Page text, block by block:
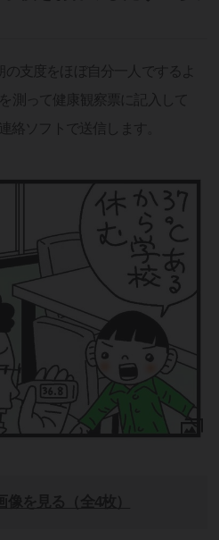
支度をほぼ自分一人でするよ
測って健康観察票に記入して
絡ソフトで送信します。